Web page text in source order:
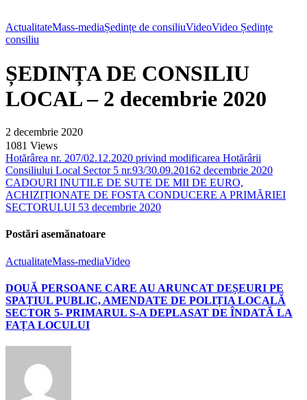
ActualitateMass-mediaȘedințe de consiliuVideoVideo Ședințe
consiliu
ȘEDINȚA DE CONSILIU
LOCAL – 2 decembrie 2020
2 decembrie 2020
1081 Views
Hotărârea nr. 207/02.12.2020 privind modificarea Hotărârii
Consiliului Local Sector 5 nr.93/30.09.20162 decembrie 2020
CADOURI INUTILE DE SUTE DE MII DE EURO,
ACHIZIȚIONATE DE FOSTA CONDUCERE A PRIMĂRIEI
SECTORULUI 53 decembrie 2020
Postări asemănatoare
ActualitateMass-mediaVideo
DOUĂ PERSOANE CARE AU ARUNCAT DEȘEURI PE
SPAȚIUL PUBLIC, AMENDATE DE POLIȚIA LOCALĂ
SECTOR 5- PRIMARUL S-A DEPLASAT DE ÎNDATĂ LA
FAȚA LOCULUI